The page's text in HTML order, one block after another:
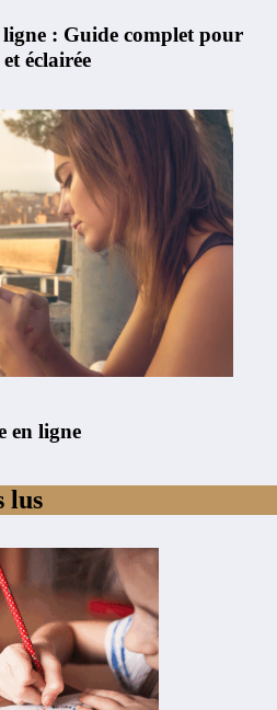
: Guide complet pour
éclairée
en ligne
lus